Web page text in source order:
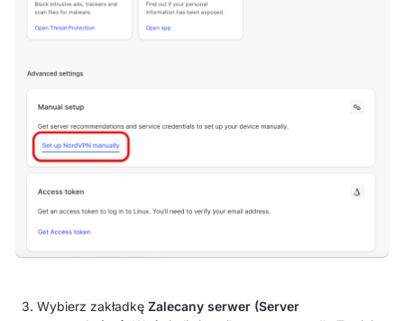
3. Wybierz zakładkę Zalecany serwer (Server